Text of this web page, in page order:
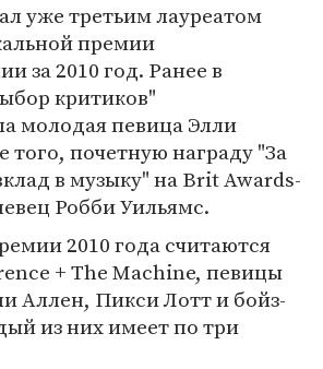
уже третьим лауреатом
премии
за 2010 год. Ранее в
критиков"
молодая певица Элли
того, почетную награду "За
в музыку" на Brit Awards-
Робби Уильямс.
2010 года считаются
+ The Machine, певицы
Аллен, Пикси Лотт и бойз-
из них имеет по три